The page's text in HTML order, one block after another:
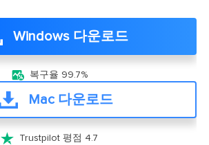
Windows 다운로드
 복구율 99.7%
Mac 다운로드
 Trustpilot 평점 4.7